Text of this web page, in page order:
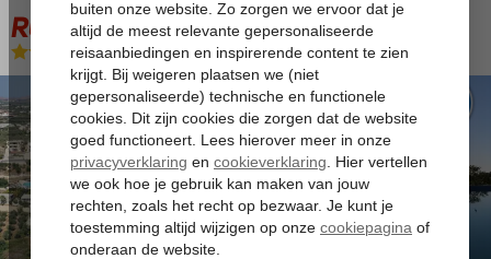
RG Village Crete
All Inclusive-Hotel